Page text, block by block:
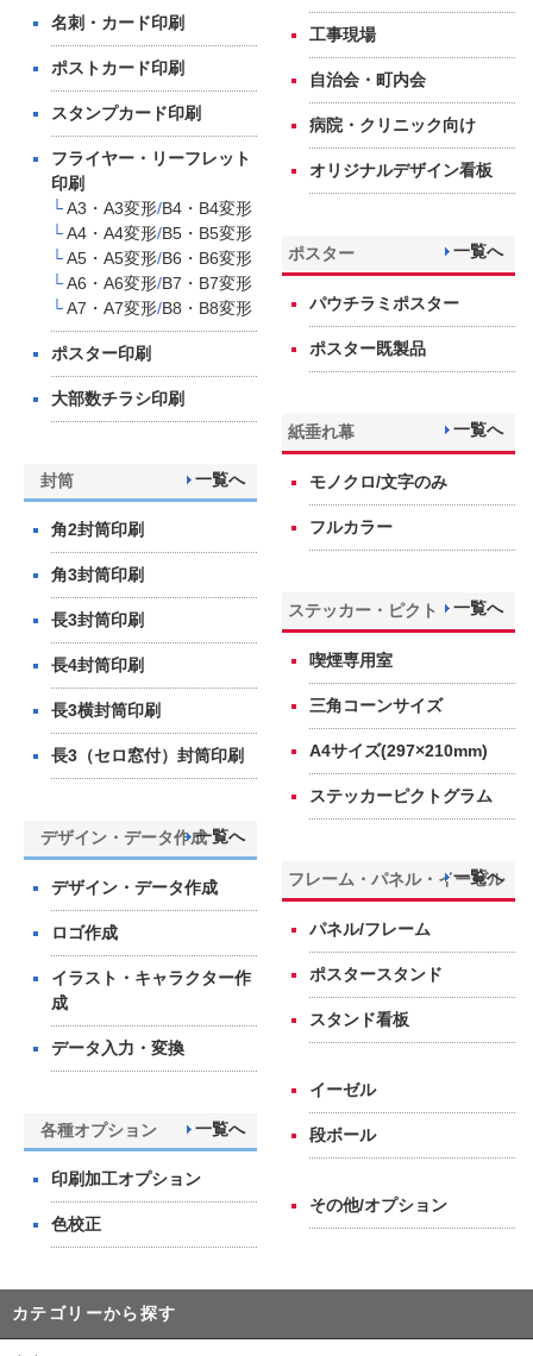
名刺・カード印刷
ポストカード印刷
スタンプカード印刷
フライヤー・リーフレット
印刷
└A3・A3変形/B4・B4変形
└A4・A4変形/B5・B5変形
└A5・A5変形/B6・B6変形
└A6・A6変形/B7・B7変形
└A7・A7変形/B8・B8変形
ポスター印刷
大部数チラシ印刷
封筒 一覧へ
角2封筒印刷
角3封筒印刷
長3封筒印刷
長4封筒印刷
長3横封筒印刷
長3（セロ窓付）封筒印刷
デザイン・データ作成一覧へ
デザイン・データ作成
ロゴ作成
イラスト・キャラクター作
成
データ入力・変換
各種オプション 一覧へ
印刷加工オプション
色校正
工事現場
自治会・町内会
病院・クリニック向け
オリジナルデザイン看板
ポスター 一覧へ
パウチラミポスター
ポスター既製品
紙垂れ幕 一覧へ
モノクロ/文字のみ
フルカラー
ステッカー・ピクト 一覧へ
喫煙専用室
三角コーンサイズ
A4サイズ(297×210mm)
ステッカーピクトグラム
フレーム・パネル・イーゼル
一覧へ
パネル/フレーム
ポスタースタンド
スタンド看板
イーゼル
段ボール
その他/オプション
カテゴリーから探す